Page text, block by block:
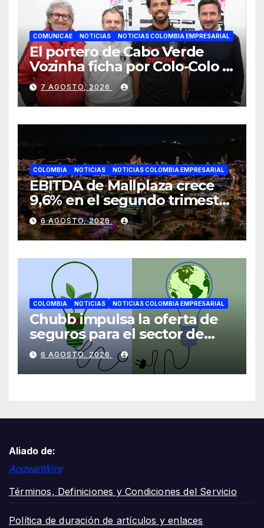
COMUNICAE NOTICIAS NOTICIAS COLOMBIA EMPRESARIAL
El portero de Cabo Verde
Vozinha ficha por Colo-Colo y
JETOUR respalda su nueva
etapa
7 AGOSTO, 2026
COLOMBIA NOTICIAS NOTICIAS COLOMBIA EMPRESARIAL
EBITDA de Mallplaza crece
9,6% en el segundo trimestre
mientras avanza en su plan
de crecimiento en Colombia
6 AGOSTO, 2026
COLOMBIA NOTICIAS NOTICIAS COLOMBIA EMPRESARIAL
Chubb impulsa la oferta de
seguros para el sector de
energías renovables en
América Latina
6 AGOSTO, 2026
Aliado de:
AndeanWire
Términos, Definiciones y Condiciones del Servicio
Política de duración de artículos y enlaces